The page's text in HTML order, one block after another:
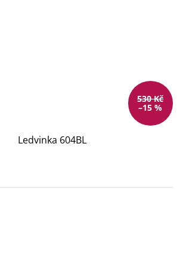
530 Kč
–15 %
Ledvinka 604BL